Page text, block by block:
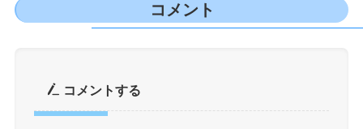
コメント
コメントする